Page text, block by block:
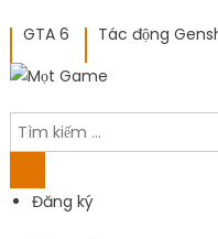
GTA 6 Tác động
Đăng ký